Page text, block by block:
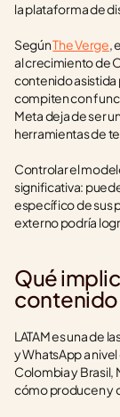
la plataforma de
Según The Verge,
al crecimiento de
contenido asistida
compiten con
Meta deja de ser
herramientas de
Controlar el
significativa:
específico de sus
externo podría
Qué
contenido
LATAM es una de
y WhatsApp a
Colombia y Brasil,
cómo producen y